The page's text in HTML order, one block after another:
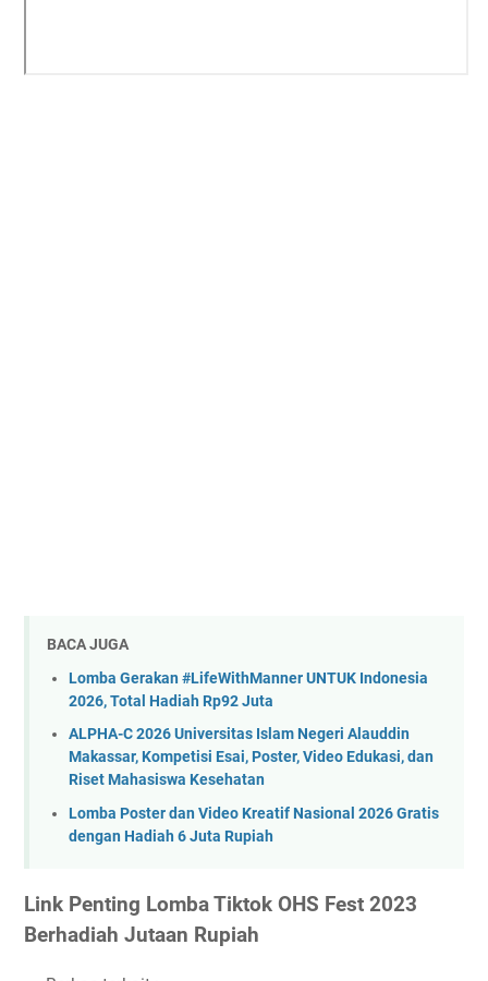
BACA JUGA
Lomba Gerakan #LifeWithManner UNTUK Indonesia
2026, Total Hadiah Rp92 Juta
ALPHA-C 2026 Universitas Islam Negeri Alauddin
Makassar, Kompetisi Esai, Poster, Video Edukasi, dan
Riset Mahasiswa Kesehatan
Lomba Poster dan Video Kreatif Nasional 2026 Gratis
dengan Hadiah 6 Juta Rupiah
Link Penting Lomba Tiktok OHS Fest 2023
Berhadiah Jutaan Rupiah